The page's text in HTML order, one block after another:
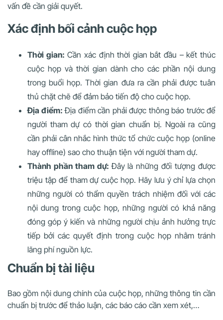
vấn đề cần giải quyết.
Xác định bối cảnh cuộc họp
Thời gian: Cần xác định thời gian bắt đầu – kết thúc
cuộc họp và thời gian dành cho các phần nội dung
trong buổi họp. Thời gian đưa ra cần phải được tuân
thủ chặt chẽ để đảm bảo tiến độ cho cuộc họp.
Địa điểm: Địa điểm cần phải được thông báo trước để
người tham dự có thời gian chuẩn bị. Ngoài ra cũng
cần phải cân nhắc hình thức tổ chức cuộc họp (online
hay offline) sao cho thuận tiện với người tham dự.
Thành phần tham dự:Đây là những đối tượng được
triệu tập để tham dự cuộc họp. Hãy lưu ý chỉ lựa chọn
những người có thẩm quyền trách nhiệm đối với các
nội dung trong cuộc họp, những người có khả năng
đóng góp ý kiến và những người chịu ảnh hưởng trực
tiếp bởi các quyết định trong cuộc họp nhằm tránh
lãng phí nguồn lực.
Chuẩn bị tài liệu
Bao gồm nội dung chính của cuộc họp, những thông tin cần
chuẩn bị trước để thảo luận, các báo cáo cần xem xét,…